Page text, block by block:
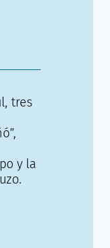
tres
y la